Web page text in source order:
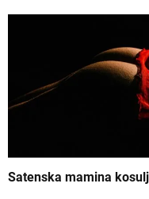
l
a
Satenska mamina